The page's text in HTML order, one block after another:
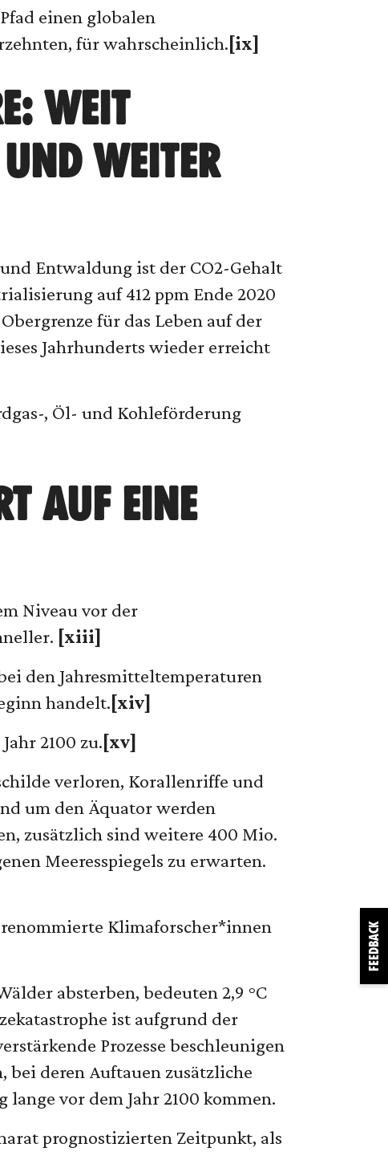
einen globalen
für wahrscheinlich.[ix]
WEIT
WEITER
Entwaldung ist der CO2-Gehalt
auf 412 ppm Ende 2020
für das Leben auf der
Jahrhunderts wieder erreicht
, Öl- und Kohleförderung
AUF EINE
Niveau vor der
[xiii]
den Jahresmitteltemperaturen
handelt. [xiv]
2100 zu. [xv]
verloren, Korallenriffe und
um den Äquator werden
zusätzlich sind weitere 400 Mio.
Meeresspiegels zu erwarten.
Klimaforscher*innen
absterben, bedeuten 2,9 °C
ist aufgrund der
Prozesse beschleunigen
deren Auftauen zusätzliche
vor dem Jahr 2100 kommen.
prognostizierten Zeitpunkt, als
FEEDBACK